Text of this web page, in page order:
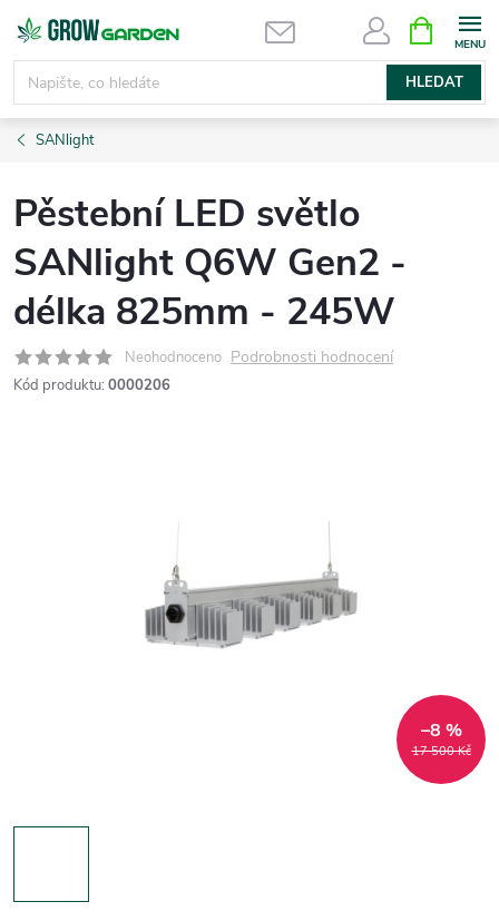
Přejít
obsah
HLEDAT
NÁKUPNÍ
KOŠÍK
SANlight
Pěstební LED světlo
SANlight Q6W Gen2 -
délka 825mm - 245W
Neohodnoceno Podrobnosti hodnocení
Kód produktu: 0000206
17 500 Kč
–8 %